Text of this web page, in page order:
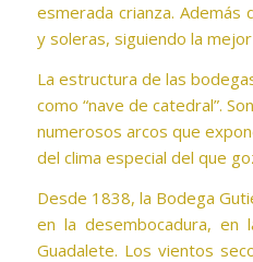
esmerada crianza.
y soleras, siguiendo la
La estructura de las
como “nave de catedral”.
numerosos arcos que
del clima especial del que
Desde 1838, la Bodega
en la desembocadura, en
Guadalete. Los vientos